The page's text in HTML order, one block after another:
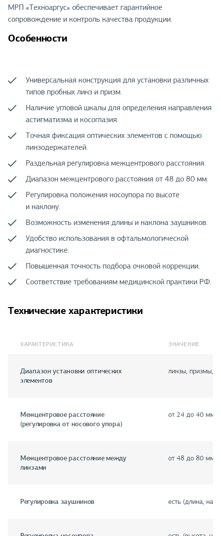
МРП «Техноаргус» обеспечивает гарантийное
сопровождение и контроль качества продукции.
Особенности
Универсальная конструкция для установки различных
типов пробных линз и призм.
Наличие угловой шкалы для определения направления
астигматизма и косоглазия.
Точная фиксация оптических элементов с помощью
линзодержателей.
Раздельная регулировка межцентрового расстояния.
Диапазон межцентрового расстояния от 48 до 80 мм.
Регулировка положения носоупора по высоте
и наклону.
Возможность изменения длины и наклона заушников.
Удобство использования в офтальмологической
диагностике.
Повышенная точность подбора очковой коррекции.
Соответствие требованиям медицинской практики РФ.
Технические характеристики
ХАРАКТЕРИСТИКА ЗНАЧЕНИЕ
Диапазон установки оптических
элементов
линзы, призмы,
Межцентровое расстояние
(регулировка от носового упора)
от 24 до 40 мм
Межцентровое расстояние между
линзами
от 48 до 80 мм
Регулировка заушников есть (длина,